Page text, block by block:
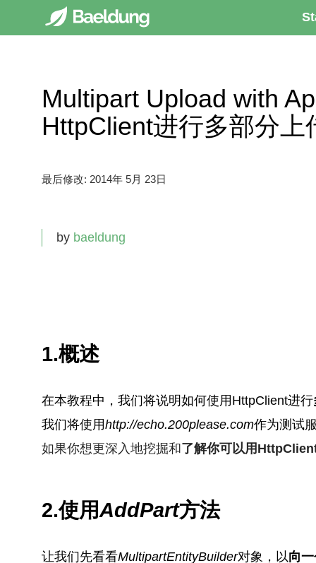
Multipart Upload with
HttpClient进行多部分上
最后修改: 2014年 5月 23日
by baeldung
1.概述
在本教程中，我们将说明如何使用HttpClient进行
我们将使用http://echo.200please.com作为测试
如果你想更深入地挖掘和了解你可以用
2.使用AddPart方法
让我们先看看MultipartEntityBuilder对象，以向